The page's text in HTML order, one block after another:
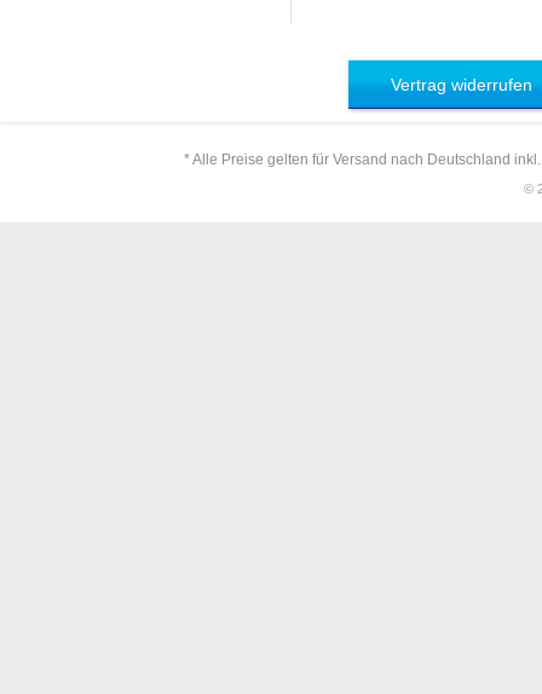
Vertrag widerrufen
* Alle Preise gelten für Versand nach Deutschland
©